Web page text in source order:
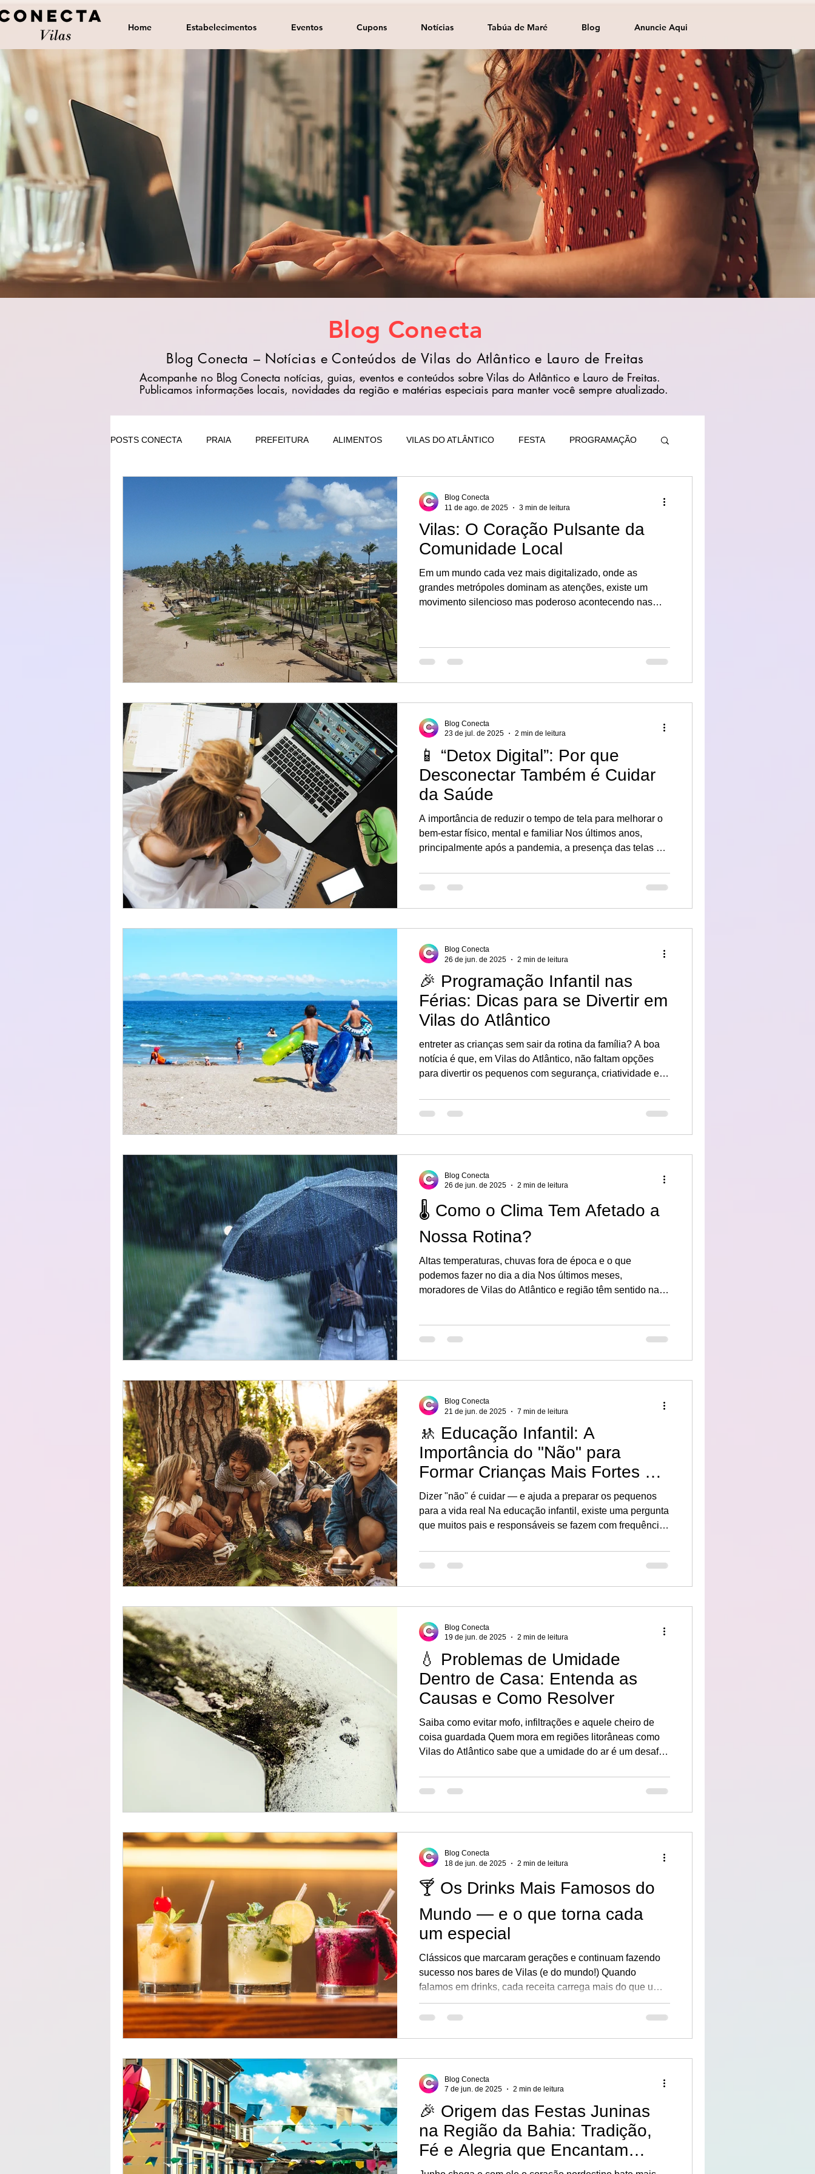
Home Estabelecimentos Eventos Cupons Notícias Tabúa de Maré Blog Anuncie Aqui
Blog Conecta
Blog Conecta – Notícias e Conteúdos de Vilas do Atlântico e Lauro de Freitas
Acompanhe no Blog Conecta notícias, guias, eventos e conteúdos sobre Vilas do Atlântico e Lauro de Freitas.
Publicamos informações locais, novidades da região e matérias especiais para manter você sempre atualizado.
POSTS CONECTA PRAIA PREFEITURA ALIMENTOS VILAS DO ATLÂNTICO FESTA PROGRAMAÇÃO
EDUCAÇÃO BRASIL
Vilas: O Coração Pulsante da
Comunidade Local
Em um mundo cada vez mais digitalizado, onde as
grandes metrópoles dominam as atenções, existe um
movimento silencioso mas poderoso acontecendo nas
nasce o Conecta Vilas, uma plataforma que está
redefinindo a forma como as pessoas se relacionam com
Blog Conecta
11 de ago. de 2025
3 min de leitura
📱 “Detox Digital”: Por que
Desconectar Também é Cuidar
da Saúde
A importância de reduzir o tempo de tela para melhorar o
bem-estar físico, mental e familiar Nos últimos anos,
principalmente após a pandemia, a presença das telas na
computadores, tablets e TVs fazem parte da nossa rotina
— no trabalho, no lazer, na escola e até nos momentos de
descanso. Mas será que estamos exagerando?
Blog Conecta
23 de jul. de 2025
2 min de leitura
🎉 Programação Infantil nas
Férias: Dicas para se Divertir em
Vilas do Atlântico
entreter as crianças sem sair da rotina da família? A boa
notícia é que, em Vilas do Atlântico, não faltam opções
para divertir os pequenos com segurança, criatividade e
atividades e passeios que você pode fazer com seus
filhos ou deixar eles curtindo sob supervisão de
Blog Conecta
26 de jun. de 2025
2 min de leitura
🌡️ Como o Clima Tem Afetado a
Nossa Rotina?
Altas temperaturas, chuvas fora de época e o que
podemos fazer no dia a dia Nos últimos meses,
moradores de Vilas do Atlântico e região têm sentido na
impacta a nossa rotina?
Blog Conecta
26 de jun. de 2025
2 min de leitura
🚸 Educação Infantil: A
Importância do "Não" para
Formar Crianças Mais Fortes e
Menos Frustradas
Dizer "não" é cuidar — e ajuda a preparar os pequenos
para a vida real Na educação infantil, existe uma pergunta
que muitos pais e responsáveis se fazem com frequência:
Em tempos de criação mais afetiva e liberdade de
expressão, esse questionamento é ainda mais comum —
Blog Conecta
21 de jun. de 2025
7 min de leitura
💧 Problemas de Umidade
Dentro de Casa: Entenda as
Causas e Como Resolver
Saiba como evitar mofo, infiltrações e aquele cheiro de
coisa guardada Quem mora em regiões litorâneas como
Vilas do Atlântico sabe que a umidade do ar é um desafio
nas paredes, bolor nos armários, descascamento de tinta
e até problemas respiratórios. Mas afinal, por que isso
acontece e como resolver de forma definitiva?
Blog Conecta
19 de jun. de 2025
2 min de leitura
🍸 Os Drinks Mais Famosos do
Mundo — e o que torna cada
um especial
Clássicos que marcaram gerações e continuam fazendo
sucesso nos bares de Vilas (e do mundo!) Quando
falamos em drinks, cada receita carrega mais do que uma
combinação de sabores — ela traz histórias, cultura e
personalidade. Alguns coquetéis ficaram tão populares
gente.
Blog Conecta
18 de jun. de 2025
2 min de leitura
🎉 Origem das Festas Juninas
na Região da Bahia: Tradição,
Fé e Alegria que Encantam
Gerações
Blog Conecta
7 de jun. de 2025
2 min de leitura